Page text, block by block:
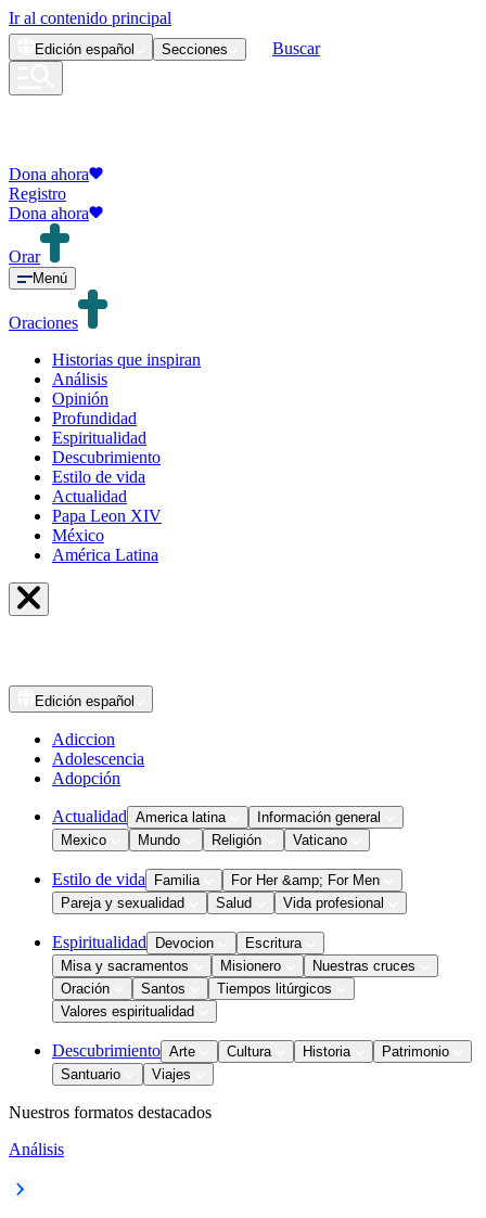
Ir al contenido principal
Edición español Secciones Buscar
Dona ahora
Registro
Dona ahora
Orar
Menú
Oraciones
Historias que inspiran
Análisis
Opinión
Profundidad
Espiritualidad
Descubrimiento
Estilo de vida
Actualidad
Papa Leon XIV
México
América Latina
Edición español
Adiccion
Adolescencia
Adopción
Actualidad America latina
Información general
Mexico
Mundo Religión Vaticano
Estilo de vida Familia
For Her &amp; For Men
Pareja y sexualidad
Salud Vida profesional
Espiritualidad Devocion
Escritura
Misa y sacramentos
Misionero
Nuestras cruces
Oración
Santos
Tiempos litúrgicos
Valores espiritualidad
Descubrimiento Arte Cultura Historia
Patrimonio
Santuario
Viajes
Nuestros formatos destacados
Análisis